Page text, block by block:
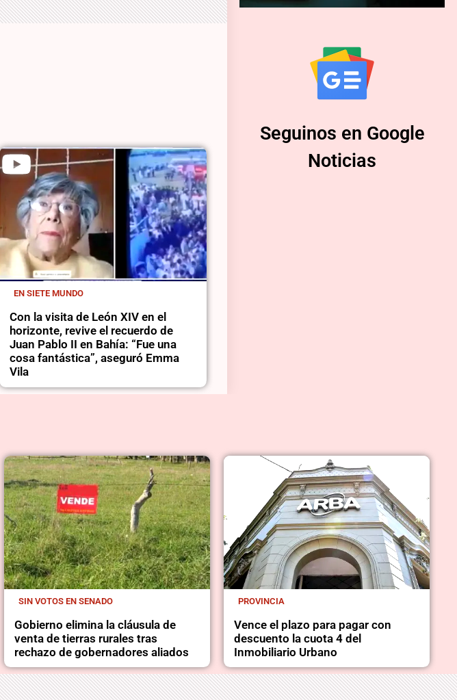
EN SIETE MUNDO
Con la visita de León XIV en el
horizonte, revive el recuerdo de
Juan Pablo II en Bahía: “Fue una
cosa fantástica”, aseguró Emma
Vila
Seguinos en Google
Noticias
SIN VOTOS EN SENADO
Gobierno elimina la cláusula de
venta de tierras rurales tras
rechazo de gobernadores aliados
PROVINCIA
Vence el plazo para pagar con
descuento la cuota 4 del
Inmobiliario Urbano